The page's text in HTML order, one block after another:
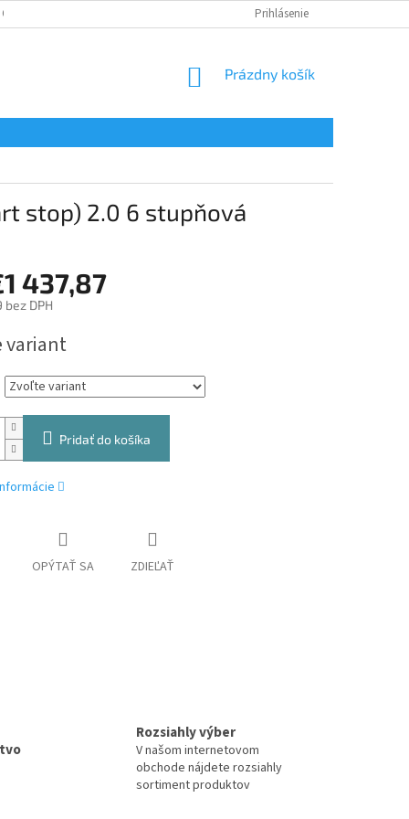
ÚDAJOV Prihlásenie
NÁKUPNÝ
Prázdny košík
stop) 2.0 6 stupňová
437,87
bez DPH
variant
Pridať do košíka
OPÝTAŤ SA ZDIEĽAŤ
Rozsiahly výber
V našom internetovom
obchode nájdete rozsiahly
sortiment produktov